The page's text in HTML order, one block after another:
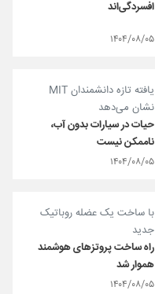
افسردگی‌اند
۱۴۰۴/۰۸/۰۵
یافته‌ تازه دانشمندان MIT
نشان می‌دهد
حیات در سیارات بدون آب،
ناممکن نیست
۱۴۰۴/۰۸/۰۵
با ساخت یک عضله روباتیک
جدید
راه ساخت پروتزهای هوشمند
هموار شد
۱۴۰۴/۰۸/۰۵